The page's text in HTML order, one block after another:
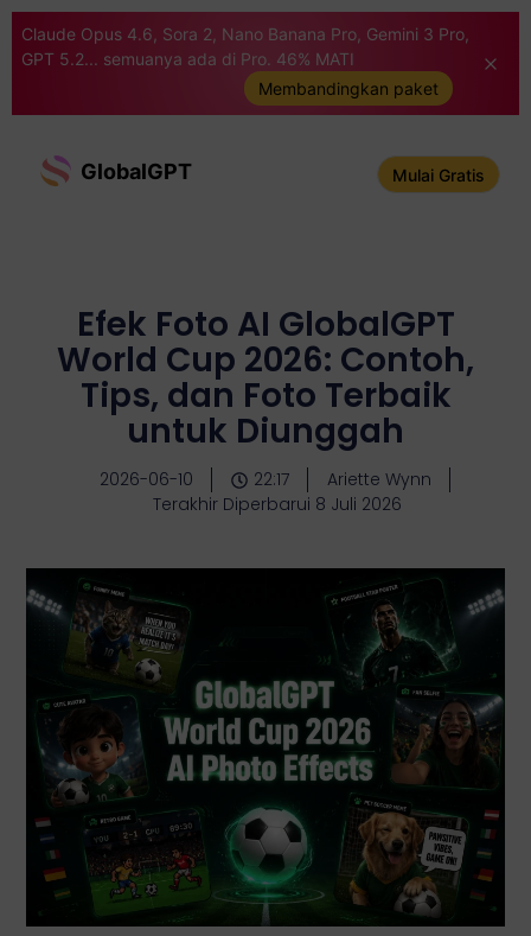
Claude Opus 4.6, Sora 2, Nano Banana Pro, Gemini 3 Pro,
GPT 5.2... semuanya ada di Pro. 46% MATI
Membandingkan paket
GlobalGPT Mulai Gratis
Efek Foto AI GlobalGPT
World Cup 2026: Contoh,
Tips, dan Foto Terbaik
untuk Diunggah
2026-06-10 22:17
Ariette Wynn
Terakhir Diperbarui 8 Juli 2026